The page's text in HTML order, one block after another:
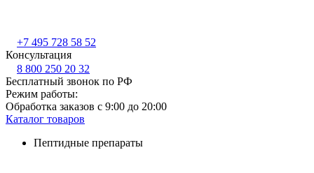
+7 495 728 58 52
Консультация
8 800 250 20 32
Бесплатный звонок по РФ
Режим работы:
Обработка заказов с 9:00 до 20:00
Каталог товаров
Пептидные препараты